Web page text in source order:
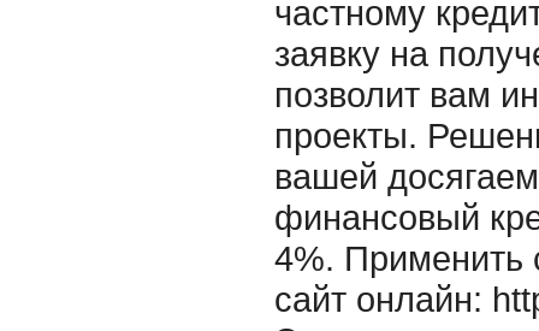
частному
заявку на
позволит вам
проекты.
вашей
финансовый
4%. Применить
сайт онлайн: